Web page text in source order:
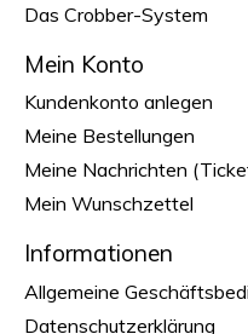
Das Crobber-System
Mein Konto
Kundenkonto anlegen
Meine Bestellungen
Meine Nachrichten
Mein Wunschzettel
Informationen
Allgemeine
Datenschutzerklärung